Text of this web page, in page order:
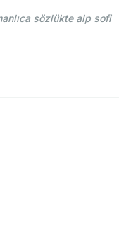
sözlükte alp sofi